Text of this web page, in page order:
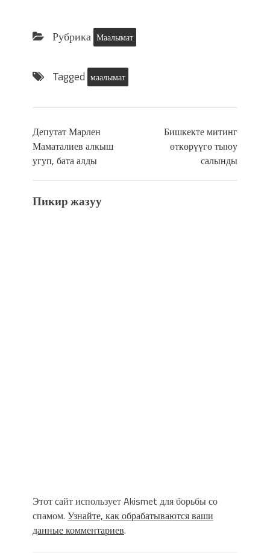
Рубрика Маалымат
Tagged маалымат
Депутат Марлен
Маматалиев алкыш
угуп, бата алды
Бишкекте митинг
өткөрүүгө тыюу
салынды
Пикир жазуу
Этот сайт использует Akismet для борьбы со
спамом. Узнайте, как обрабатываются ваши
данные комментариев.